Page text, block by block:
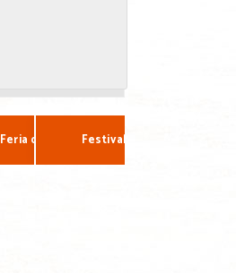
Feria de La RodaFestival gastronómico de